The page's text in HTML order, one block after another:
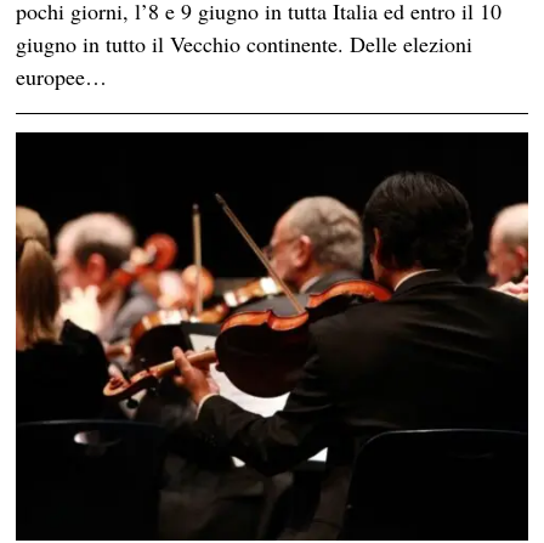
pochi giorni, l’8 e 9 giugno in tutta Italia ed entro il 10
giugno in tutto il Vecchio continente. Delle elezioni
europee…